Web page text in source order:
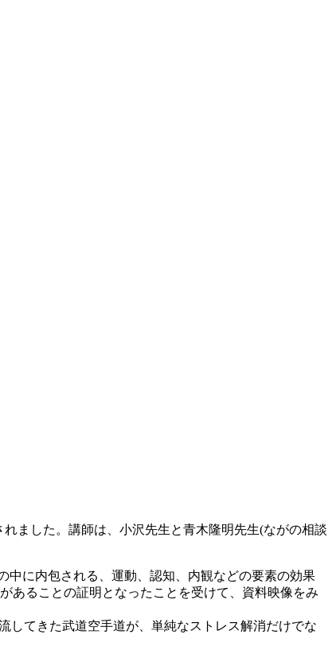
ました。講師は、小沢先生と青木隆明先生(ながの相談
中に内包される、運動、認知、内観などの要素の効果
あることの証明となったことを受けて、資料映像をみ
してきた武道空手道が、単純なストレス解消だけでな